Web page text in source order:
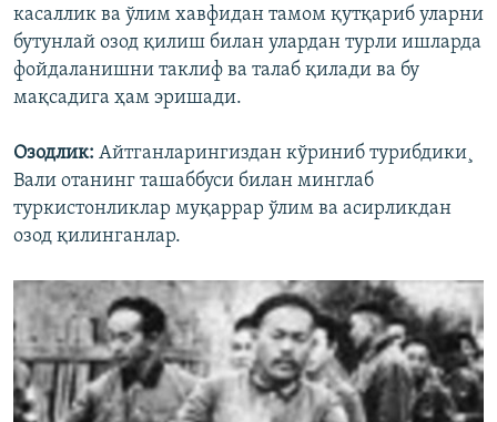
касаллик ва ўлим хавфидан тамом қутқариб уларни
бутунлай озод қилиш билан улардан турли ишларда
фойдаланишни таклиф ва талаб қилади ва бу
мақсадига ҳам эришади.
Озодлик: Айтганларингиздан кўриниб турибдики¸
Вали отанинг ташаббуси билан минглаб
туркистонликлар муқаррар ўлим ва асирликдан
озод қилинганлар.